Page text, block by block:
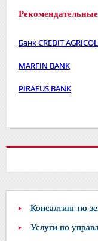
Банк CREDIT
MARFIN BANK
PIRAEUS BANK
Консалтинг по
Услуги по